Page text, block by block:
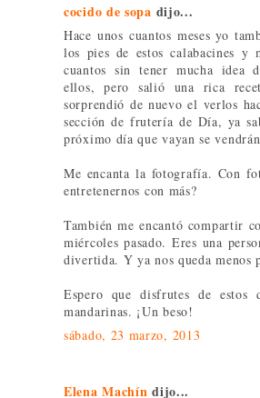
cocido de sopa dijo...
Hace unos cuantos meses yo
los pies de estos calabacines y
cuantos sin tener mucha idea
ellos, pero salió una rica
sorprendió de nuevo el verlos
sección de frutería de Día, ya
próximo día que vayan se
Me encanta la fotografía. Con
entretenernos con más?
También me encantó compartir
miércoles pasado. Eres una
divertida. Y ya nos queda menos
Espero que disfrutes de estos
mandarinas. ¡Un beso!
sábado, 23 marzo, 2013
Elena Machín dijo...